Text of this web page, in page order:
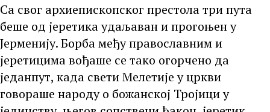
Са свог архиепископског престола три пута
беше од јеретика удаљаван и прогоњен у
Јерменију. Борба међу православним и
јеретицима вођаше се тако огорчено да
једанпут, када свети Мелетије у цркви
говораше народу о божанској Тројици у